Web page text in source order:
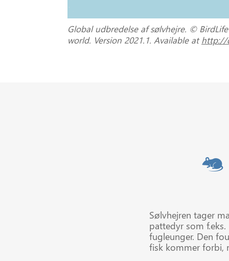
Global udbredelse af sølvhejre. ©
world. Version 2021.1. Available athttp://
Sølvhejren tager
pattedyr som
fugleunger. Den
fisk kommer forbi,